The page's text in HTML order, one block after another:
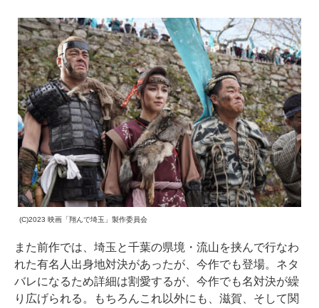
(C)2023 映画「翔んで埼玉」製作委員会
また前作では、埼玉と千葉の県境・流山を挟んで行なわ
れた有名人出身地対決があったが、今作でも登場。ネタ
バレになるため詳細は割愛するが、今作でも名対決が繰
り広げられる。もちろんこれ以外にも、滋賀、そして関